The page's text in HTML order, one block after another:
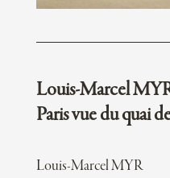
Louis-Marcel
Paris vue du quai
Louis-Marcel MYR